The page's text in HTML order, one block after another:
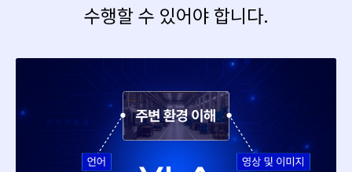
수행할 수 있어야 합니다.